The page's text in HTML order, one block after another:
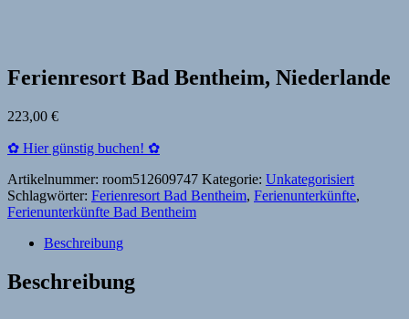
Ferienresort Bad Bentheim, Niederlande
223,00 €
✿ Hier günstig buchen! ✿
Artikelnummer: room512609747 Kategorie: Unkategorisiert
Schlagwörter: Ferienresort Bad Bentheim, Ferienunterkünfte,
Ferienunterkünfte Bad Bentheim
Beschreibung
Beschreibung